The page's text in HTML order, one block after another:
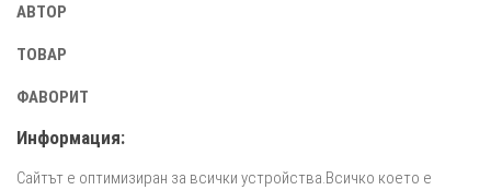
АВТОР
ТОВАР
ФАВОРИТ
Информация:
Сайтът е оптимизиран за всички устройства.Всичко което е